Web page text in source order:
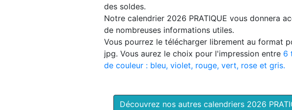
des soldes.
Notre calendrier 2026 PRATIQUE vous donnera
de nombreuses informations utiles.
Vous pourrez le télécharger librement au format
jpg. Vous aurez le choix pour l'impression entre 6
de couleur : bleu, violet, rouge, vert, rose et gris.
Découvrez nos autres calendriers 2026